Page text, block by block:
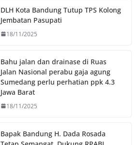
n
k
DLH Kota Bandung Tutup TPS Kolong
Jembatan Pasupati
18/11/2025
Bahu jalan dan drainase di Ruas
Jalan Nasional perabu gaja agung
Sumedang perlu perhatian ppk 4.3
Jawa Barat
18/11/2025
Bapak Bandung H. Dada Rosada